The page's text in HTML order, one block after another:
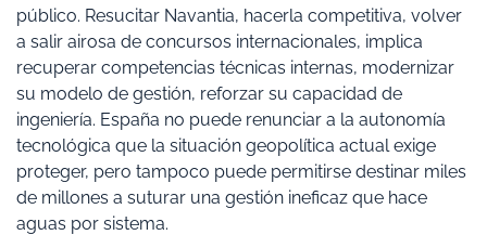
público. Resucitar Navantia, hacerla competitiva, volver
a salir airosa de concursos internacionales, implica
recuperar competencias técnicas internas, modernizar
su modelo de gestión, reforzar su capacidad de
ingeniería. España no puede renunciar a la autonomía
tecnológica que la situación geopolítica actual exige
proteger, pero tampoco puede permitirse destinar miles
de millones a suturar una gestión ineficaz que hace
aguas por sistema.